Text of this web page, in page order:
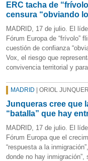
ERC tacha de
censura “obviando
MADRID, 17 de julio. El
Fórum Europa de “frívolo”
cuestión de confianza
Vox, el riesgo que
convivencia territorial y
MADRID | ORIOL
Junqueras cree que
“batalla” que hay
MADRID, 17 de julio. El
Fórum Europa que el
“respuesta a la
donde no hay inmigración”,